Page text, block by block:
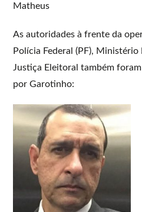
Matheus
As autoridades à frente da
Polícia Federal (PF),
Justiça Eleitoral também
por Garotinho: